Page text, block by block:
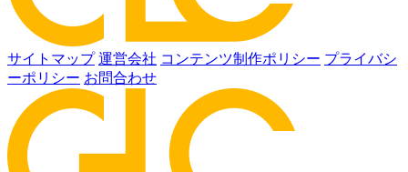
サイトマップ 運営会社 コンテンツ制作ポリシー プライバシ
ーポリシー お問合わせ